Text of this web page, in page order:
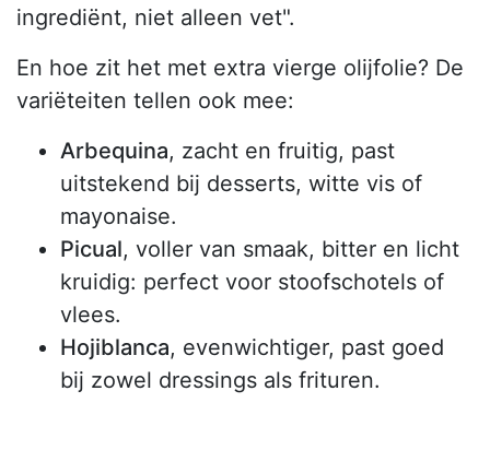
ingrediënt, niet alleen vet".
En hoe zit het met extra vierge olijfolie? De
variëteiten tellen ook mee:
Arbequina, zacht en fruitig, past
uitstekend bij desserts, witte vis of
mayonaise.
Picual, voller van smaak, bitter en licht
kruidig: perfect voor stoofschotels of
vlees.
Hojiblanca, evenwichtiger, past goed
bij zowel dressings als frituren.